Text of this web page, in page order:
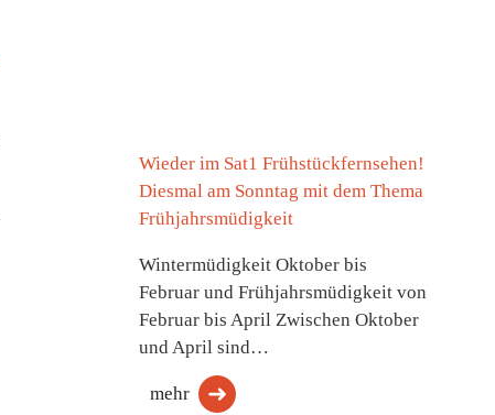
Wieder im Sat1 Frühstückfernsehen!
Diesmal am Sonntag mit dem Thema
Frühjahrsmüdigkeit
Wintermüdigkeit Oktober bis
Februar und Frühjahrsmüdigkeit von
Februar bis April Zwischen Oktober
und April sind…
mehr